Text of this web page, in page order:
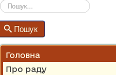
ОГОЛОШЕННЯ
ГРАФІКИ ПРИЙОМУ
Пошук
Головна
Про раду